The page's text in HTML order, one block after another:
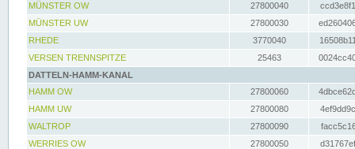
MÜNSTER OW
27800040
MÜNSTER UW
27800030
RHEDE
3770040
VERSEN TRENNSPITZE
25463
DATTELN-HAMM-KANAL
HAMM OW
27800060
HAMM UW
27800080
WALTROP
27800090
WERRIES OW
27800050